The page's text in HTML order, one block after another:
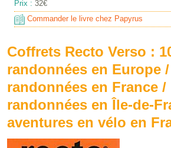
Prix : 32€
Commander le livre chez Papyrus
Coffrets Recto Verso :
randonnées en Europe /
randonnées en France /
randonnées en Île-de-
aventures en vélo en